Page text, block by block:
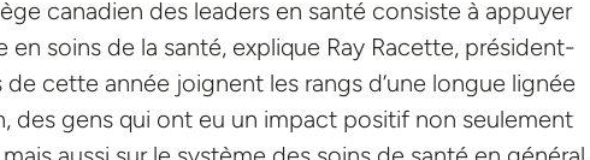
canadien des leaders en santé consiste à appuyer
soins de la santé, explique Ray Racette, président-
cette année joignent les rangs d’une longue lignée
des gens qui ont eu un impact positif non seulement